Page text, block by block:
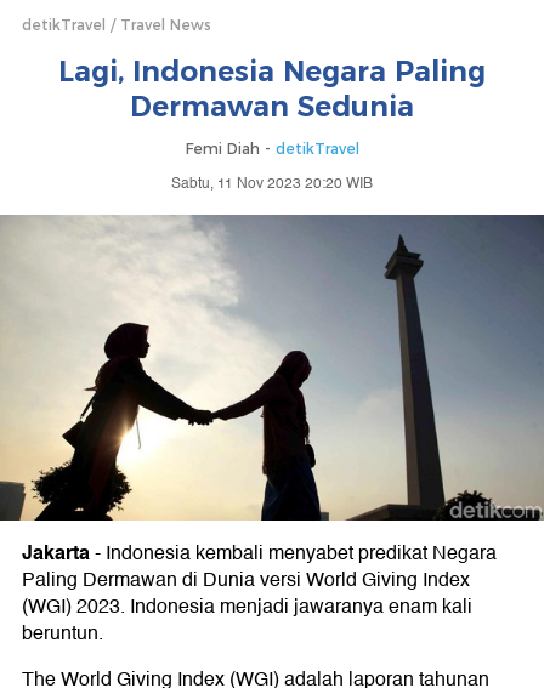
detikTravel Travel News
Lagi, Indonesia Negara Paling
Dermawan Sedunia
Femi Diah - detikTravel
Sabtu, 11 Nov 2023 20:20 WIB
Jakarta-Indonesia kembali menyabet predikat Negara
Paling Dermawan di Dunia versi World Giving Index
(WGI) 2023. Indonesia menjadi jawaranya enam kali
beruntun.
The World Giving Index (WGI) adalah laporan tahunan